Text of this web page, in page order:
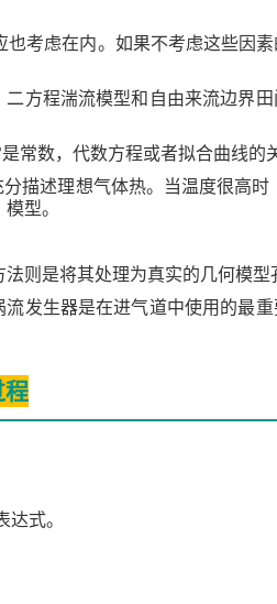
考虑在内。如果不考虑这些因
方程湍流模型和自由来流边界
常数，代数方程或者拟合曲线的
描述理想气体热。当温度很高时
模型。
则是将其处理为真实的几何模型
发生器是在进气道中使用的最重
程
式。